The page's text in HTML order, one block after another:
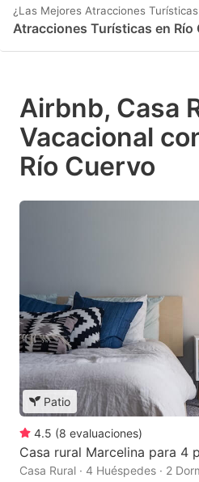
¿Las Mejores Atracciones
Atracciones Turísticas en Río
Airbnb, Casa
Vacacional
Río Cuervo
Patio
4.5 (8 evaluaciones)
Casa rural Marcelina para 4
Casa Rural · 4 Huéspedes · 2